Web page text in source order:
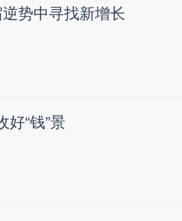
逆势中寻找新增长
“钱”景